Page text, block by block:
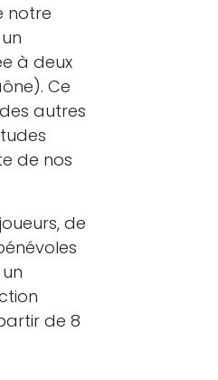
notre
à deux
Ce
autres
de nos
de
de 8